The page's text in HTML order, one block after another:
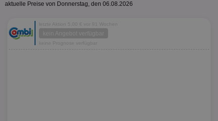
aktuelle Preise von Donnerstag, den 06.08.2026
letzte Aktion 5,00 € vor 91 Wochen
kein Angebot verfügbar
keine Prognose verfügbar